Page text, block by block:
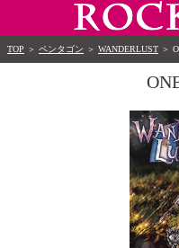
TOP ＞ ペンタゴン ＞ WANDERLUST ＞